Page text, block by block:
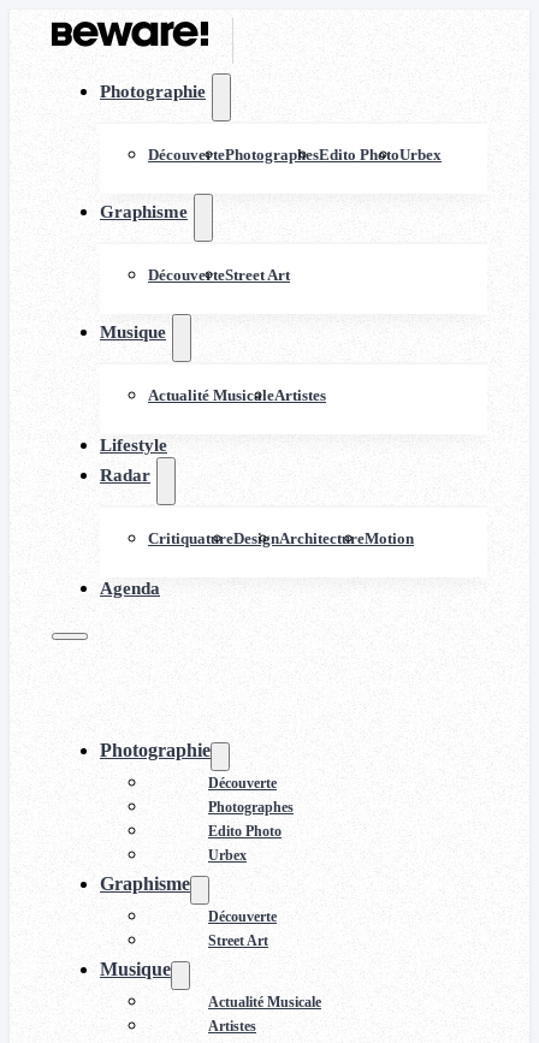
Photographie
DécouvertePhotographesEdito PhotoUrbex
Graphisme
DécouverteStreet Art
Musique
Actualité MusicaleArtistes
Lifestyle
Radar
CritiquatureDesignArchitectureMotion
Agenda
Photographie
Découverte
Photographes
Edito Photo
Urbex
Graphisme
Découverte
Street Art
Musique
Actualité Musicale
Artistes